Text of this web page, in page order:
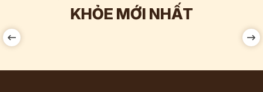
KHỎE MỚI NHẤT